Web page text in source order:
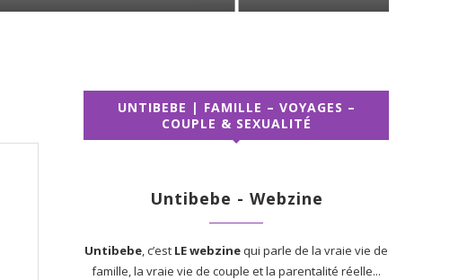
UNTIBEBE | FAMILLE – VOYAGES –
COUPLE & SEXUALITÉ
Untibebe - Webzine
Untibebe, c’est LE webzinequi parle de la vraie vie de
famille, la vraie vie de couple et la parentalité réelle...